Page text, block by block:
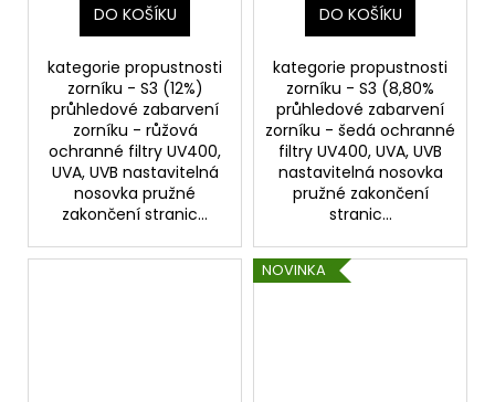
DO KOŠÍKU
kategorie propustnosti
zorníku - S3 (12%)
průhledové zabarvení
zorníku - růžová
ochranné filtry UV400,
UVA, UVB nastavitelná
nosovka pružné
zakončení stranic...
DO KOŠÍKU
kategorie propustnosti
zorníku - S3 (8,80%
průhledové zabarvení
zorníku - šedá ochranné
filtry UV400, UVA, UVB
nastavitelná nosovka
pružné zakončení
stranic...
NOVINKA